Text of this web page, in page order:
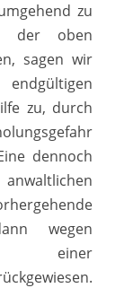
zu
der oben
sagen wir
zu, durch
dennoch
wegen
einer